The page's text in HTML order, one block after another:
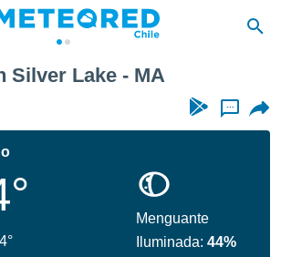
Silver Lake - MA
...
Menguante
Iluminada:44%